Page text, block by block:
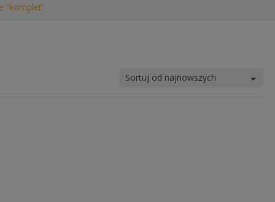
“komplet”